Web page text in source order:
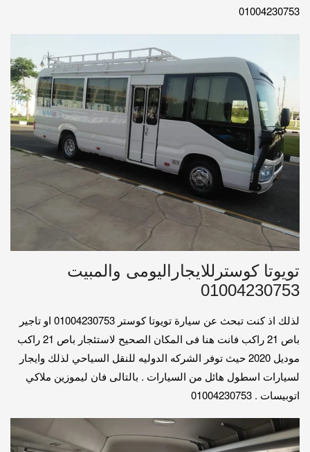
01004230753
تويوتا كوسترللايجاراليومى والمبيت
01004230753
لذلك اذ كنت تبحث عن سيارة تويوتا كوستر 01004230753 او تاجير
باص 21 راكب فانت هنا فى المكان الصحيح لاستئجار باص 21 راكب
موديل 2020 حيث توفر الشركه الدوليه للنقل السياحي لذلك وايجار
لسيارات اسطول هائل من السيارات . بالتالى فان ليموزين ملاكي
اتوبيسات . 01004230753